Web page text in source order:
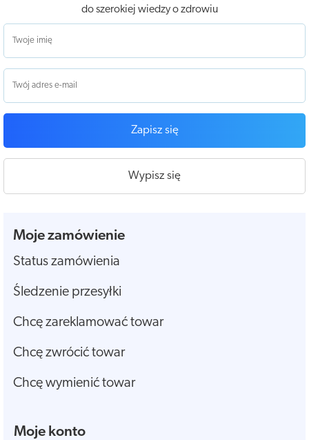
do szerokiej wiedzy o zdrowiu
Zapisz się
Wypisz się
Moje zamówienie
Status zamówienia
Śledzenie przesyłki
Chcę zareklamować towar
Chcę zwrócić towar
Chcę wymienić towar
Moje konto